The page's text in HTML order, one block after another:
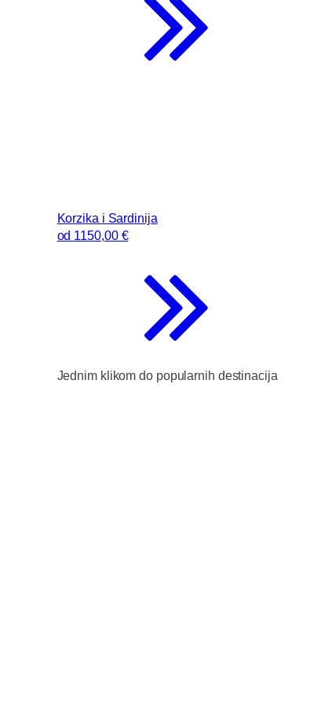
Korzika i Sardinija
od 1150,00 €
Jednim klikom do popularnih destinacija